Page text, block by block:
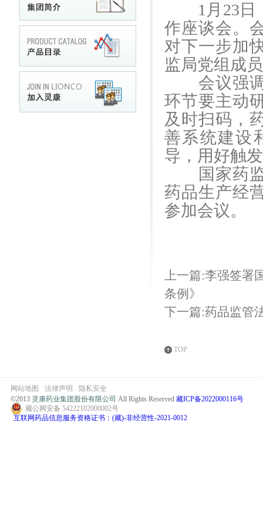
1月23日，
作座谈会。
对下一步加
监局党组成
会议强调
环节要主动
及时扫码，
善系统建设
导，用好触
国家药监
药品生产经
参加会议。
上一篇:李强签署
条例》
下一篇:药品监管
TOP
网站地图 法律声明
隐私安全
©2013 灵康药业集团股份有限公司 All Rights Reserved 藏ICP备2022000116号
藏公网安备 54222102000002号
互联网药品信息服务资格证书：(藏)-非经营性-2021-0012